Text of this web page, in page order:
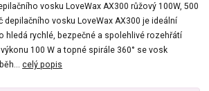
vosku LoveWax AX300 růžový 100W, 500
vosku LoveWax AX300 je ideální
hledá rychlé, bezpečné a spolehlivé rozehřátí
100 W a topné spirále 360° se vosk
celý popis